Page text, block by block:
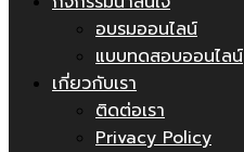
อบรมออนไลน์
แบบทดสอบออนไลน์
เกี่ยวกับเรา
ติดต่อเรา
Privacy Policy